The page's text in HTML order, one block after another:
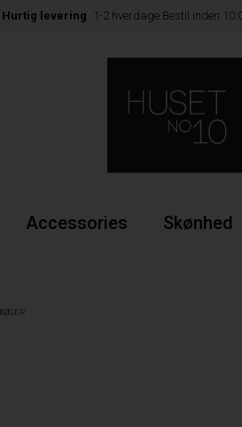
Hurtig levering 1-2 hverdage Bestil inden
Accessories Skønhed
BØGER